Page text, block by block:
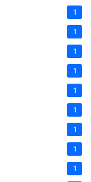
1
1
1
1
1
1
1
1
1